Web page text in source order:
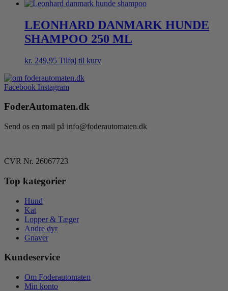
LEONHARD DANMARK HUNDE
SHAMPOO 250 ML
kr. 249,95 Tilføj til kurv
Facebook Instagram
FoderAutomaten.dk
Send os en mail på info@foderautomaten.dk
CVR Nr. 26067723
Top kategorier
Hund
Kat
Lopper & Tæger
Andre dyr
Gnaver
Kundeservice
Om Foderautomaten
Min konto